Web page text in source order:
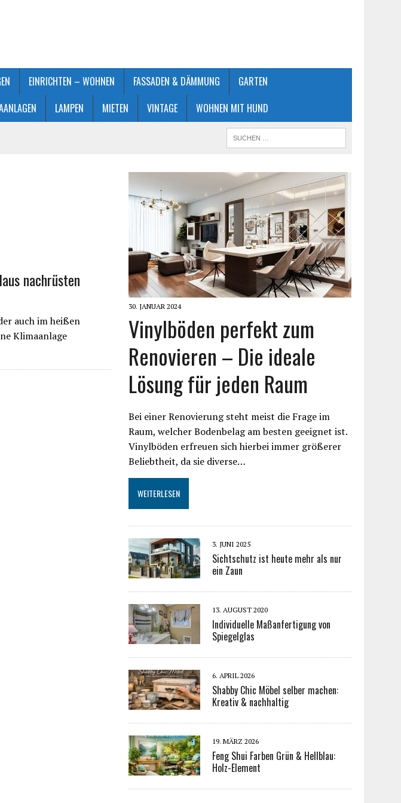
EINRICHTEN – WOHNEN FASSADEN & DÄMMUNG
GARTEN
LAMPEN MIETEN VINTAGE WOHNEN MIT HUND
nachrüsten
auch im heißen
Klimaanlage
30. JANUAR 2024
Vinylböden perfekt zum
Renovieren – Die ideale
Lösung für jeden Raum
Bei einer Renovierung steht meist die Frage im
Raum, welcher Bodenbelag am besten geeignet ist.
Vinylböden erfreuen sich hierbei immer größerer
Beliebtheit, da sie diverse…
WEITERLESEN
3. JUNI 2025
Sichtschutz ist heute mehr als nur
ein Zaun
13. AUGUST 2020
Individuelle Maßanfertigung von
Spiegelglas
6. APRIL 2026
Shabby Chic Möbel selber machen:
Kreativ & nachhaltig
19. MÄRZ 2026
Feng Shui Farben Grün & Hellblau:
Holz-Element